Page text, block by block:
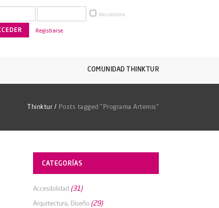
Recuérdame
Registrarse
COMUNIDAD THINKTUR
Thinktur / Posts tagged "Programa Artemis"
CATEGORÍAS
Accesibilidad (31)
Arquitectura, Diseño (29)